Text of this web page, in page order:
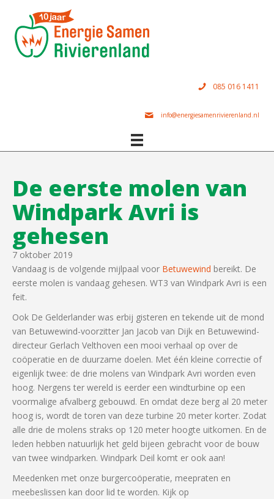
085 016 1411
info@energiesamenrivierenland.nl
De eerste molen van
Windpark Avri is
gehesen
7 oktober 2019
Vandaag is de volgende mijlpaal voor Betuwewind bereikt. De
eerste molen is vandaag gehesen. WT3 van Windpark Avri is een
feit.
Ook De Gelderlander was erbij gisteren en tekende uit de mond
van Betuwewind-voorzitter Jan Jacob van Dijk en Betuwewind-
directeur Gerlach Velthoven een mooi verhaal op over de
coöperatie en de duurzame doelen. Met één kleine correctie of
eigenlijk twee: de drie molens van Windpark Avri worden even
hoog. Nergens ter wereld is eerder een windturbine op een
voormalige afvalberg gebouwd. En omdat deze berg al 20 meter
hoog is, wordt de toren van deze turbine 20 meter korter. Zodat
alle drie de molens straks op 120 meter hoogte uitkomen. En de
leden hebben natuurlijk het geld bijeen gebracht voor de bouw
van twee windparken. Windpark Deil komt er ook aan!
Meedenken met onze burgercoöperatie, meepraten en
meebeslissen kan door lid te worden. Kijk op